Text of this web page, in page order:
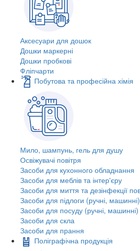
Аксесуари для дошок
Дошки маркерні
Дошки пробкові
Фліпчарти
Побутова та професійна хімія
Мило, шампунь, гель для душу
Освіжувачі повітря
Засоби для кухонного обладнання
Засоби для меблів та інтер'єру
Засоби для миття та дезінфекції
Засоби для підлоги (ручні, машинні)
Засоби для посуду (ручні, машинні)
Засоби для скла
Засоби для прання
Поліграфічна продукція